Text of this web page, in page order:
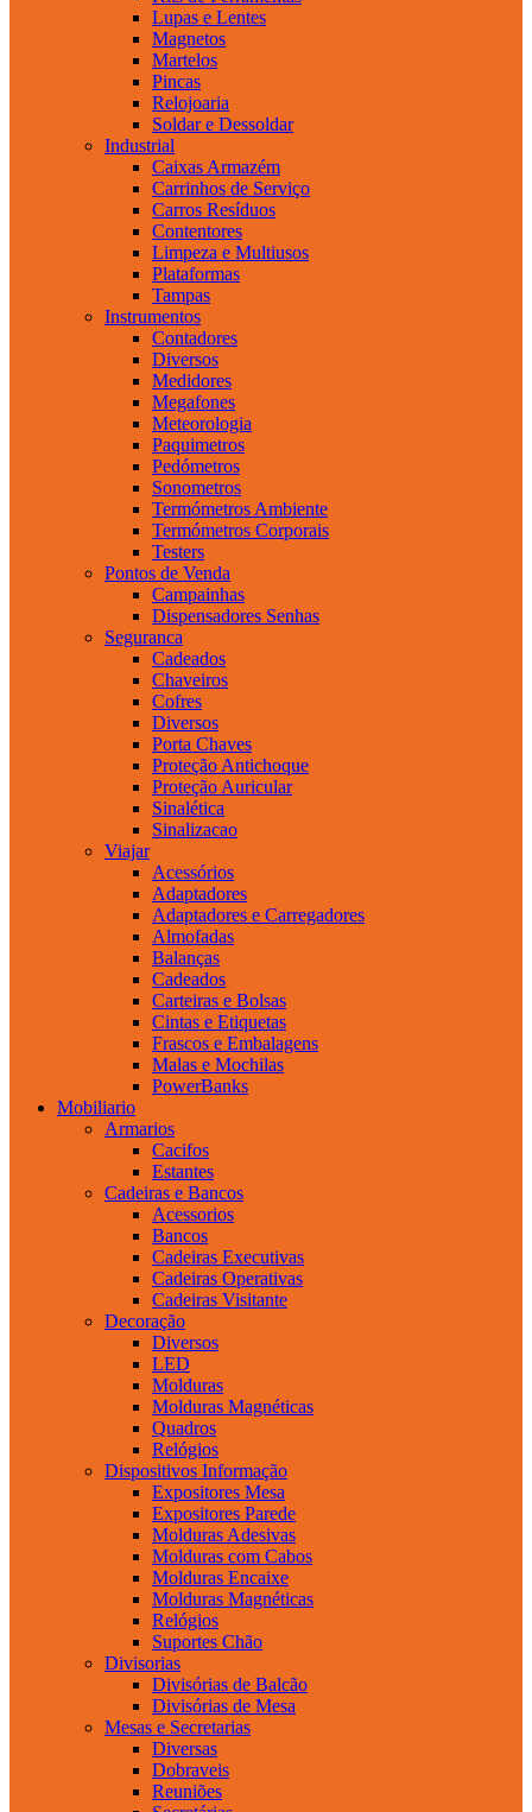
Lupas e Lentes
Magnetos
Martelos
Pincas
Relojoaria
Soldar e Dessoldar
Industrial
Caixas Armazém
Carrinhos de Serviço
Carros Resíduos
Contentores
Limpeza e Multiusos
Plataformas
Tampas
Instrumentos
Contadores
Diversos
Medidores
Megafones
Meteorologia
Paquimetros
Pedómetros
Sonometros
Termómetros Ambiente
Termómetros Corporais
Testers
Pontos de Venda
Campainhas
Dispensadores Senhas
Seguranca
Cadeados
Chaveiros
Cofres
Diversos
Porta Chaves
Proteção Antichoque
Proteção Auricular
Sinalética
Sinalizacao
Viajar
Acessórios
Adaptadores
Adaptadores e Carregadores
Almofadas
Balanças
Cadeados
Carteiras e Bolsas
Cintas e Etiquetas
Frascos e Embalagens
Malas e Mochilas
PowerBanks
Mobiliario
Armarios
Cacifos
Estantes
Cadeiras e Bancos
Acessorios
Bancos
Cadeiras Executivas
Cadeiras Operativas
Cadeiras Visitante
Decoração
Diversos
LED
Molduras
Molduras Magnéticas
Quadros
Relógios
Dispositivos Informação
Expositores Mesa
Expositores Parede
Molduras Adesivas
Molduras com Cabos
Molduras Encaixe
Molduras Magnéticas
Relógios
Suportes Chão
Divisorias
Divisórias de Balcão
Divisórias de Mesa
Mesas e Secretarias
Diversas
Dobraveis
Reuniões